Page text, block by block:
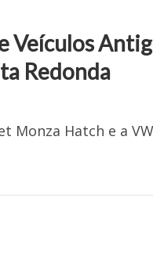
Veículos
Redonda
Monza Hatch e a VW